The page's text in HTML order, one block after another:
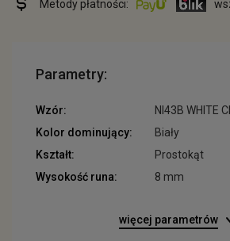
Metody płatności:
Parametry:
Wzór:
NI43B WHITE
Kolor dominujący:
Biały
Kształt:
Prostokąt
Wysokość runa:
8 mm
więcej parametrów